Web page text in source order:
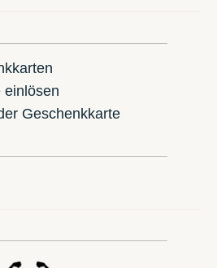
einlösen
Geschenkkarte